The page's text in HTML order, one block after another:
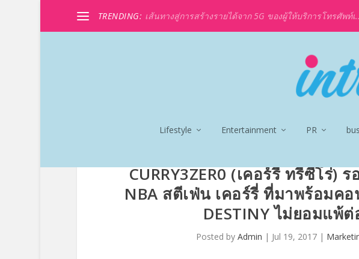
TRENDING: เส้นทางสู่การสร้างรายได้จาก 5G ของผู้ให้บริการโทรศัพท์เ
Lifestyle Entertainment PR
CURRY3ZER0 (เคอร์รี่ ทรีซีโร่)
NBA สตีเฟ่น เคอร์รี่ ที่มาพร้อมคอ
DESTINY ไม่ยอมแพ้
Posted byAdmin | Jul 19, 2017 |